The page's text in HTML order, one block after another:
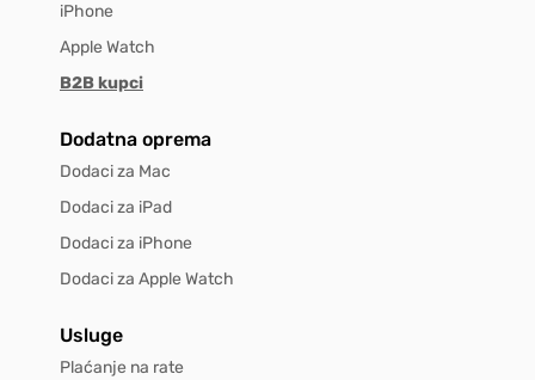
iPhone
Apple Watch
B2B kupci
Dodatna oprema
Dodaci za Mac
Dodaci za iPad
Dodaci za iPhone
Dodaci za Apple Watch
Usluge
Plaćanje na rate